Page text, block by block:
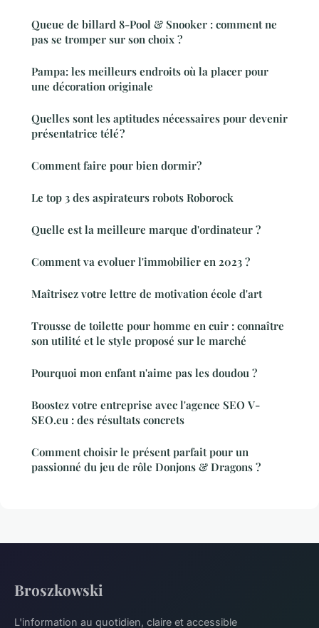
Queue de billard 8-Pool & Snooker : comment ne
pas se tromper sur son choix ?
Pampa: les meilleurs endroits où la placer pour
une décoration originale
Quelles sont les aptitudes nécessaires pour devenir
présentatrice télé ?
Comment faire pour bien dormir?
Le top 3 des aspirateurs robots Roborock
Quelle est la meilleure marque d'ordinateur ?
Comment va evoluer l'immobilier en 2023 ?
Maîtrisez votre lettre de motivation école d'art
Trousse de toilette pour homme en cuir : connaître
son utilité et le style proposé sur le marché
Pourquoi mon enfant n'aime pas les doudou ?
Boostez votre entreprise avec l'agence SEO V-
SEO.eu : des résultats concrets
Comment choisir le présent parfait pour un
passionné du jeu de rôle Donjons & Dragons ?
Broszkowski
L'information au quotidien, claire et accessible